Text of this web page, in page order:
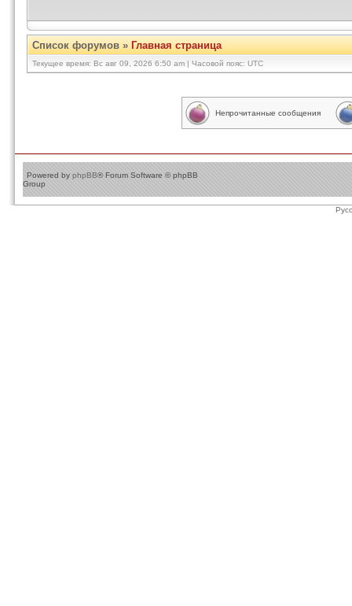
Список форумов»Главная страница
Текущее время: Вс авг 09, 2026 6:50 am | Часовой пояс: UTC
Непрочитанные сообщения
Powered by phpBB® Forum Software © phpBB
Group